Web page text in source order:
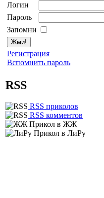
Логин
Пароль
Запомни
Регистрация
Вспомнить пароль
RSS
RSS приколов
RSS комментов
Прикол в ЖЖ
Прикол в ЛиРу